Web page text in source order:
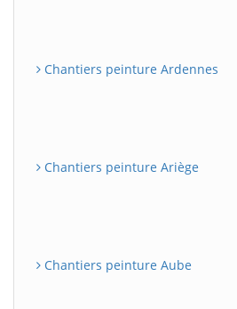
Chantiers peinture Ardennes
Chantiers peinture Ariège
Chantiers peinture Aube